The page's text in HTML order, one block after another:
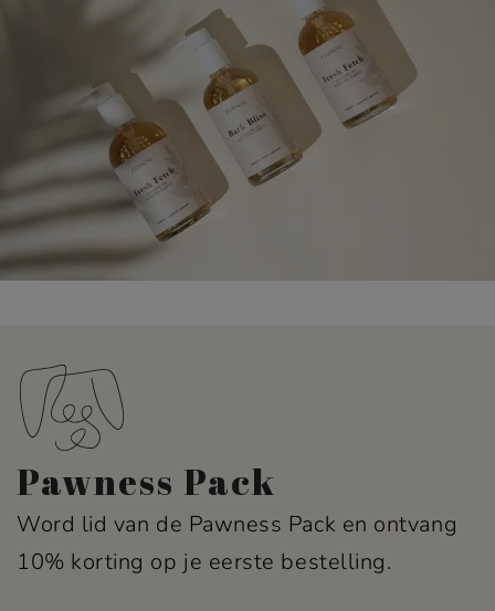
Pawness Pack
Word lid van de Pawness Pack en ontvang
10% korting op je eerste bestelling.